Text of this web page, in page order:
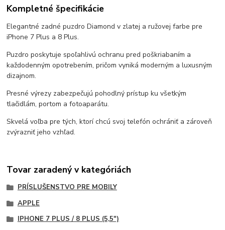
Kompletné špecifikácie
Elegantné zadné puzdro Diamond v zlatej a ružovej farbe pre
iPhone 7 Plus a 8 Plus.
Puzdro poskytuje spoľahlivú ochranu pred poškriabaním a
každodenným opotrebením, pričom vyniká moderným a luxusným
dizajnom.
Presné výrezy zabezpečujú pohodlný prístup ku všetkým
tlačidlám, portom a fotoaparátu.
Skvelá voľba pre tých, ktorí chcú svoj telefón ochrániť a zároveň
zvýrazniť jeho vzhľad.
Tovar zaradený v kategóriách
PRÍSLUŠENSTVO PRE MOBILY
APPLE
IPHONE 7 PLUS / 8 PLUS (5,5")